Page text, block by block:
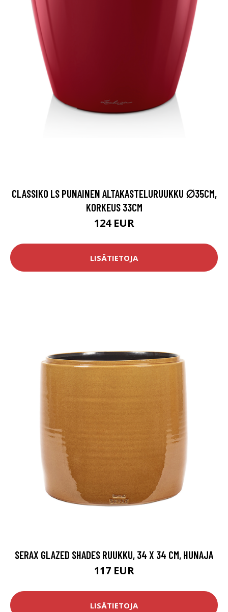
CLASSIKO LS PUNAINEN ALTAKASTELURUUKKU ∅35CM,
KORKEUS 33CM
124 EUR
LISÄTIETOJA
SERAX GLAZED SHADES RUUKKU, 34 X 34 CM, HUNAJA
117 EUR
LISÄTIETOJA